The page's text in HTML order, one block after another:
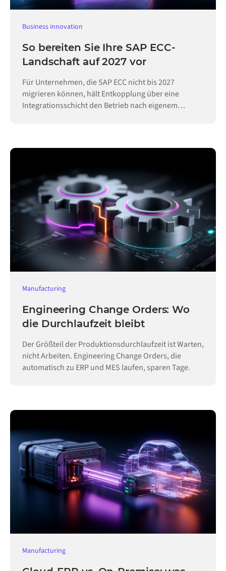
Business innovation
So bereiten Sie Ihre SAP ECC-
Landschaft auf 2027 vor
Für Unternehmen, die SAP ECC nicht bis 2027
migrieren können, hält Entkopplung über eine
Integrationsschicht den Betrieb nach eigenem
Manufacturing
Engineering Change Orders: Wo
die Durchlaufzeit bleibt
Der Größteil der Produktionsdurchlaufzeit ist Warten,
nicht Arbeiten. Engineering Change Orders, die
automatisch zu ERP und MES laufen, sparen Tage.
Manufacturing